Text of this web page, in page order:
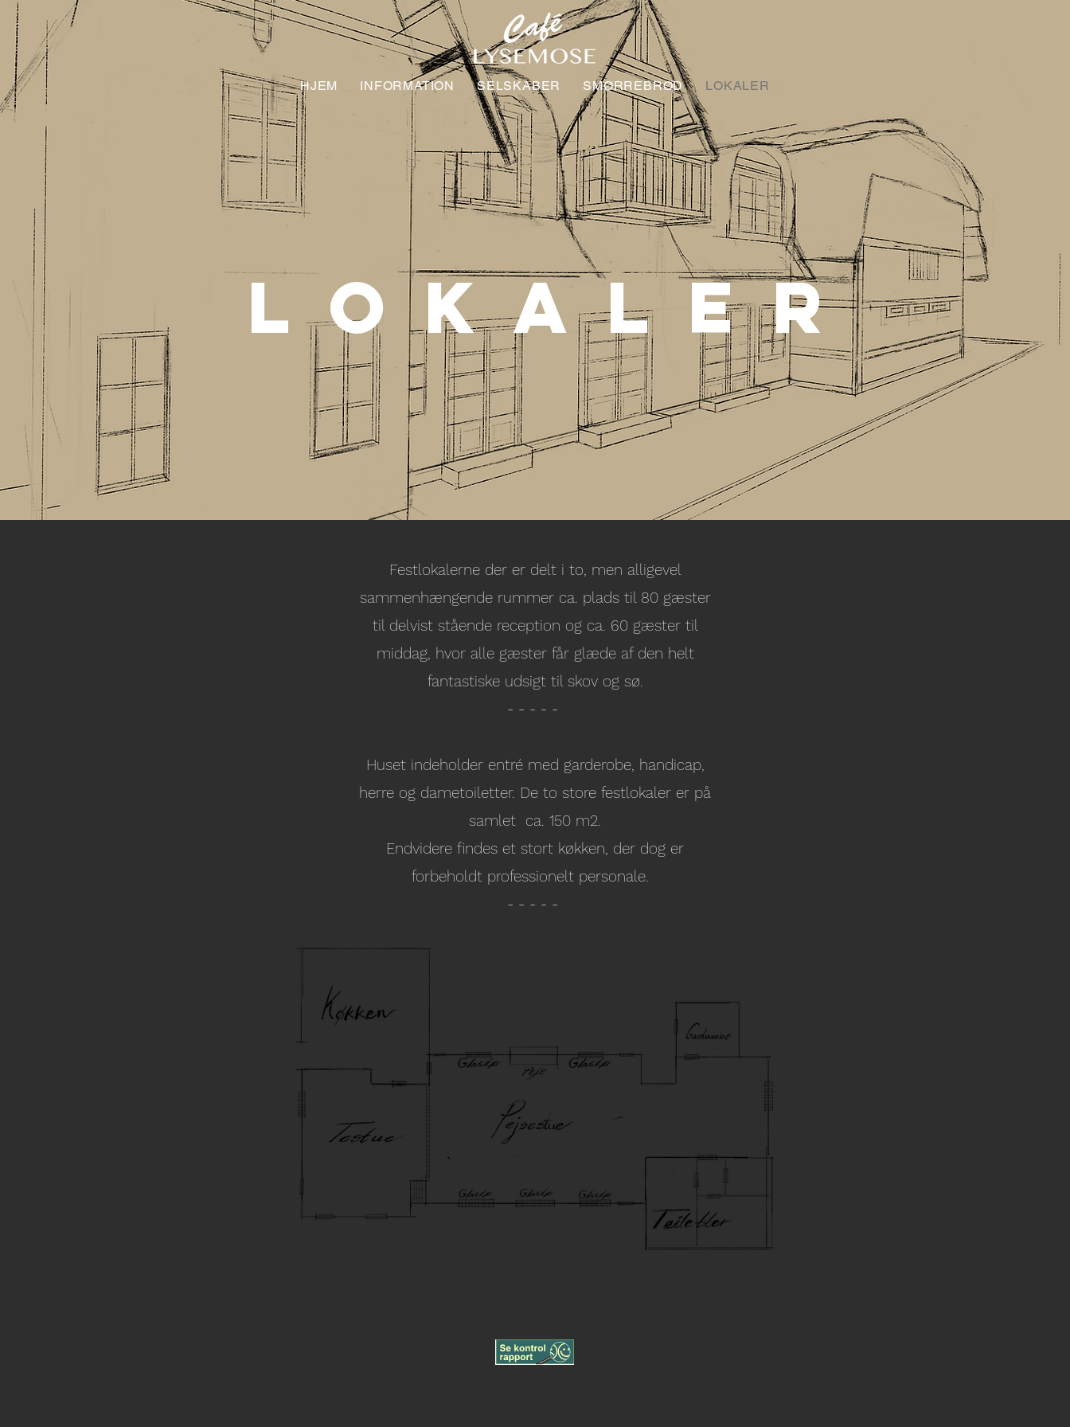
HJEM INFORMATION SELSKABER SMØRREBRØD LOKALER
LOKALER
Festlokalerne der er delt i to, men alligevel
sammenhængende rummer ca. plads til 80 gæster
til delvist stående reception og ca. 60 gæster til
middag, hvor alle gæster får glæde af den helt
fantastiske udsigt til skov og sø.
- - - - -
Huset indeholder entré med garderobe, handicap,
herre og dametoiletter. De to store festlokaler er på
samlet ca. 150 m2.
Endvidere findes et stort køkken, der dog er
forbeholdt professionelt personale.
- - - - -
CAPS TITLE